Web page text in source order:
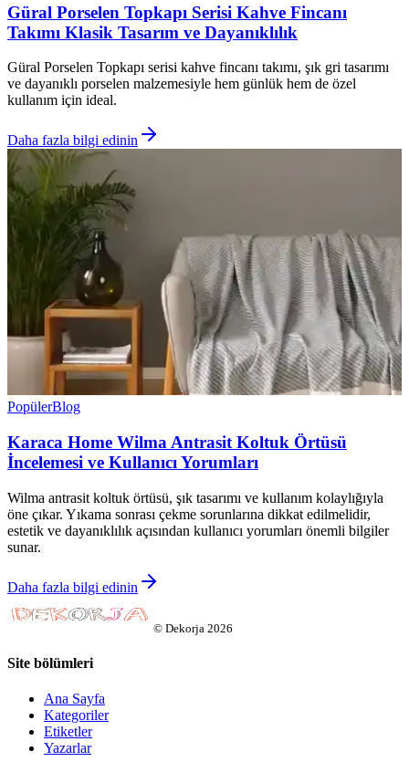
Güral Porselen Topkapı Serisi Kahve Fincanı
Takımı Klasik Tasarım ve Dayanıklılık
Güral Porselen Topkapı serisi kahve fincanı takımı, şık gri tasarımı
ve dayanıklı porselen malzemesiyle hem günlük hem de özel
kullanım için ideal.
Daha fazla bilgi edinin
PopülerBlog
Karaca Home Wilma Antrasit Koltuk Örtüsü
İncelemesi ve Kullanıcı Yorumları
Wilma antrasit koltuk örtüsü, şık tasarımı ve kullanım kolaylığıyla
öne çıkar. Yıkama sonrası çekme sorunlarına dikkat edilmelidir,
estetik ve dayanıklılık açısından kullanıcı yorumları önemli bilgiler
sunar.
Daha fazla bilgi edinin
© Dekorja 2026
Site bölümleri
Ana Sayfa
Kategoriler
Etiketler
Yazarlar